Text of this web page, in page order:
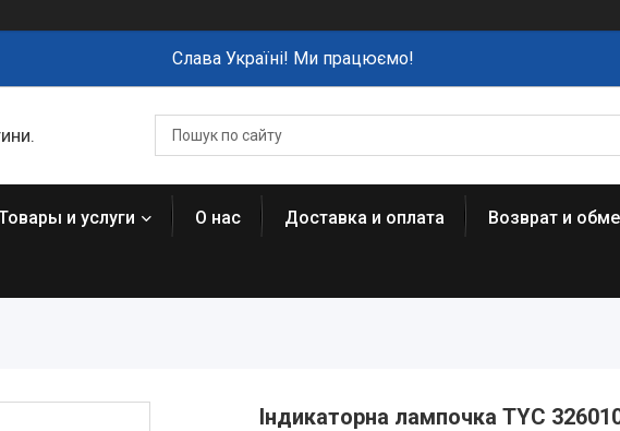
Слава Україні! Ми працюємо!
и услуги О нас Доставка и оплата Возврат и
Індикаторна лампочка TYC